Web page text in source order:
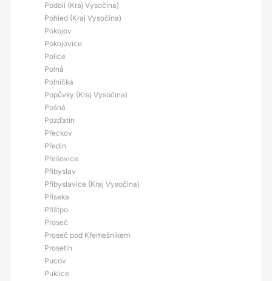
Podolí (Kraj Vysočina)
Pohled (Kraj Vysočina)
Pokojov
Pokojovice
Police
Polná
Polnička
Popůvky (Kraj Vysočina)
Pošná
Pozďatín
Přeckov
Předín
Přešovice
Přibyslav
Přibyslavice (Kraj Vysočina)
Příseka
Příštpo
Proseč
Proseč pod Křemešníkem
Prosetín
Pucov
Puklice